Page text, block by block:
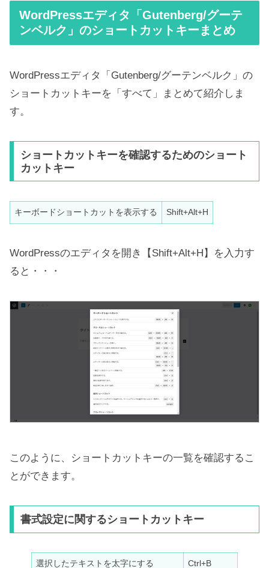
WordPressエディタ「Gutenberg/グーテ
ンベルク」のショートカットキーまとめ
WordPressエディタ「Gutenberg/グーテンベルク」の
ショートカットキーを「すべて」まとめて紹介しま
す。
ショートカットキーを確認するためのショート
カットキー
キーボードショートカットを表示する Shift+Alt+H
WordPressのエディタを開き【Shift+Alt+H】を入力す
ると・・・
このように、ショートカットキーの一覧を確認するこ
とができます。
書式設定に関するショートカットキー
選択したテキストを太字にする Ctrl+B